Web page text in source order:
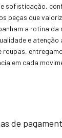
sofisticação,
peças que
a rotina da
e atenção
roupas,
em cada
de